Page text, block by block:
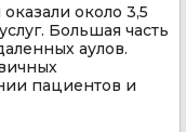
около 3,5
Большая часть
аулов.
пациентов и